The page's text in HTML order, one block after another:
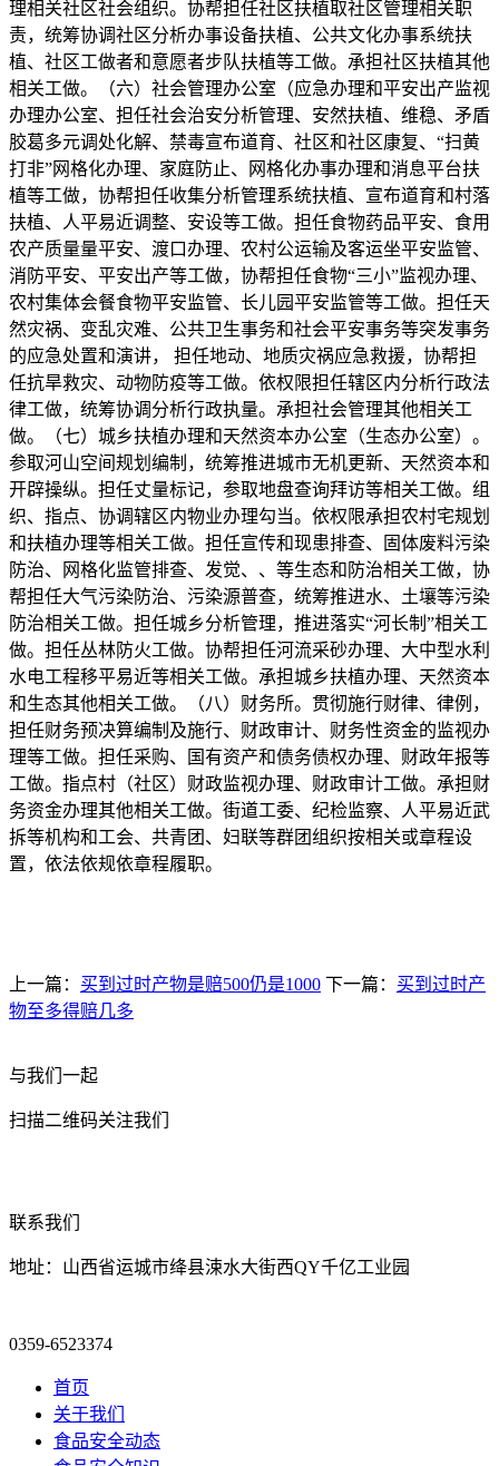
理相关社区社会组织。协帮担任社区扶植取社区管理相关职
责，统筹协调社区分析办事设备扶植、公共文化办事系统扶
植、社区工做者和意愿者步队扶植等工做。承担社区扶植其他
相关工做。（六）社会管理办公室（应急办理和平安出产监视
办理办公室、担任社会治安分析管理、安然扶植、维稳、矛盾
胶葛多元调处化解、禁毒宣布道育、社区和社区康复、“扫黄
打非”网格化办理、家庭防止、网格化办事办理和消息平台扶
植等工做，协帮担任收集分析管理系统扶植、宣布道育和村落
扶植、人平易近调整、安设等工做。担任食物药品平安、食用
农产质量量平安、渡口办理、农村公运输及客运坐平安监管、
消防平安、平安出产等工做，协帮担任食物“三小”监视办理、
农村集体会餐食物平安监管、长儿园平安监管等工做。担任天
然灾祸、变乱灾难、公共卫生事务和社会平安事务等突发事务
的应急处置和演讲， 担任地动、地质灾祸应急救援，协帮担
任抗旱救灾、动物防疫等工做。依权限担任辖区内分析行政法
律工做，统筹协调分析行政执量。承担社会管理其他相关工
做。（七）城乡扶植办理和天然资本办公室（生态办公室）。
参取河山空间规划编制，统筹推进城市无机更新、天然资本和
开辟操纵。担任丈量标记，参取地盘查询拜访等相关工做。组
织、指点、协调辖区内物业办理勾当。依权限承担农村宅规划
和扶植办理等相关工做。担任宣传和现患排查、固体废料污染
防治、网格化监管排查、发觉、、等生态和防治相关工做，协
帮担任大气污染防治、污染源普查，统筹推进水、土壤等污染
防治相关工做。担任城乡分析管理，推进落实“河长制”相关工
做。担任丛林防火工做。协帮担任河流采砂办理、大中型水利
水电工程移平易近等相关工做。承担城乡扶植办理、天然资本
和生态其他相关工做。（八）财务所。贯彻施行财律、律例，
担任财务预决算编制及施行、财政审计、财务性资金的监视办
理等工做。担任采购、国有资产和债务债权办理、财政年报等
工做。指点村（社区）财政监视办理、财政审计工做。承担财
务资金办理其他相关工做。街道工委、纪检监察、人平易近武
拆等机构和工会、共青团、妇联等群团组织按相关或章程设
置，依法依规依章程履职。
上一篇： 买到过时产物是赔500仍是1000 下一篇： 买到过时产
物至多得赔几多
与我们一起
扫描二维码关注我们
联系我们
地址：山西省运城市绛县涑水大街西QY千亿工业园
0359-6523374
首页
关于我们
食品安全动态